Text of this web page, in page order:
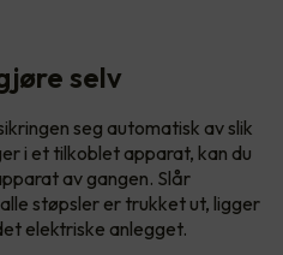
selv
seg automatisk av slik
i et tilkoblet apparat, kan du
av gangen. Slår
støpsler er trukket ut, ligger
elektriske anlegget.